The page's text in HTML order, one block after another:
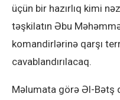
üçün bir hazırlıq kimi
təşkilatın Əbu
komandirlərinə qarşı
cavablandırılacaq.
Məlumata görə Əl-Bətş